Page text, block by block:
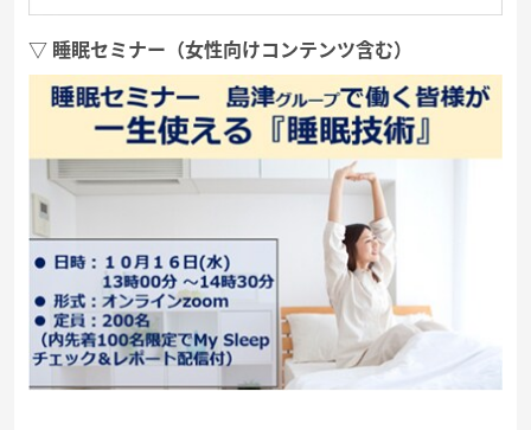
▽ 睡眠セミナー（女性向けコンテンツ含む）